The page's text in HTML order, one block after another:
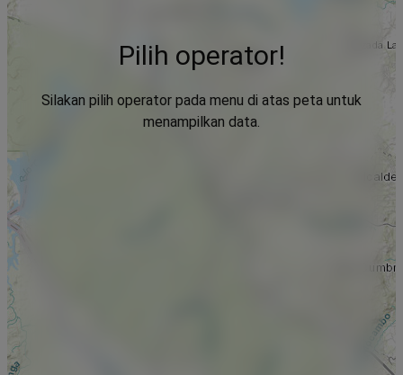
Pilih operator!
Silakan pilih operator pada menu di atas peta untuk
menampilkan data.